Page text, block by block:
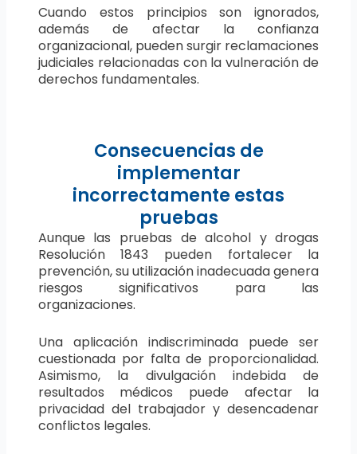
Cuando estos principios son ignorados,
además de afectar la confianza
organizacional, pueden surgir reclamaciones
judiciales relacionadas con la vulneración de
derechos fundamentales.
Consecuencias de
implementar
incorrectamente estas
pruebas
Aunque las pruebas de alcohol y drogas
Resolución 1843 pueden fortalecer la
prevención, su utilización inadecuada genera
riesgos significativos para las
organizaciones.
Una aplicación indiscriminada puede ser
cuestionada por falta de proporcionalidad.
Asimismo, la divulgación indebida de
resultados médicos puede afectar la
privacidad del trabajador y desencadenar
conflictos legales.